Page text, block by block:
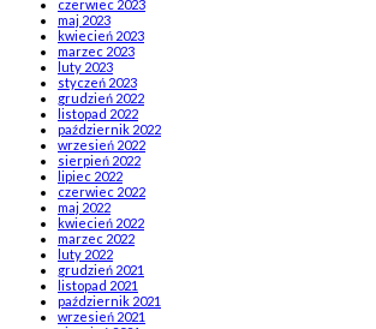
czerwiec 2023
maj 2023
kwiecień 2023
marzec 2023
luty 2023
styczeń 2023
grudzień 2022
listopad 2022
październik 2022
wrzesień 2022
sierpień 2022
lipiec 2022
czerwiec 2022
maj 2022
kwiecień 2022
marzec 2022
luty 2022
grudzień 2021
listopad 2021
październik 2021
wrzesień 2021